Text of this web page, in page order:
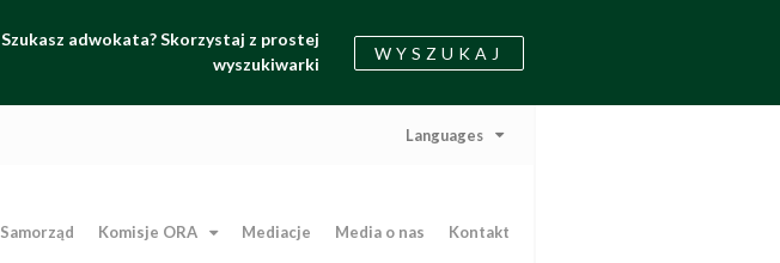
Szukasz adwokata? Skorzystaj z prostej
wyszukiwarki
WYSZUKAJ
Languages
Samorząd Komisje ORA Mediacje Media o nas Kontakt